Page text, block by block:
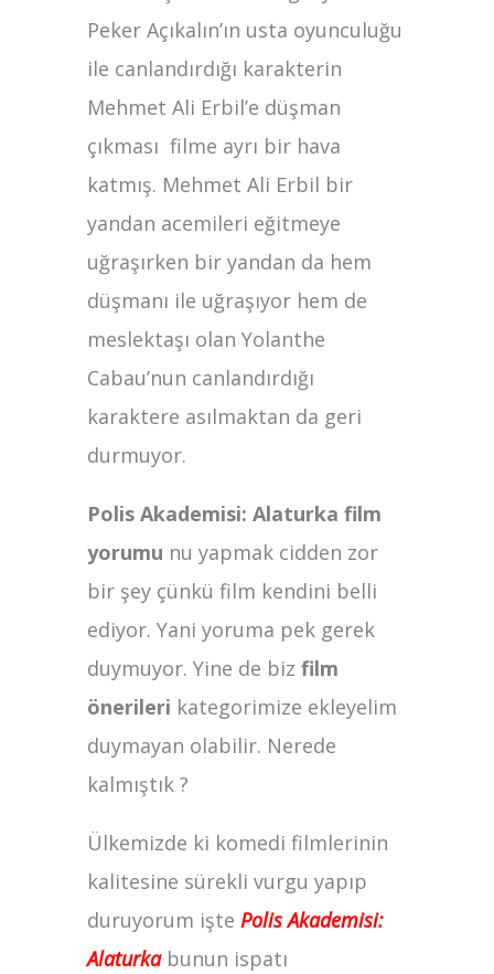
Peker Açıkalın’ın usta oyunculuğu
ile canlandırdığı karakterin
Mehmet Ali Erbil’e düşman
çıkması filme ayrı bir hava
katmış. Mehmet Ali Erbil bir
yandan acemileri eğitmeye
uğraşırken bir yandan da hem
düşmanı ile uğraşıyor hem de
meslektaşı olan Yolanthe
Cabau’nun canlandırdığı
karaktere asılmaktan da geri
durmuyor.
Polis Akademisi: Alaturka film
yorumu nu yapmak cidden zor
bir şey çünkü film kendini belli
ediyor. Yani yoruma pek gerek
duymuyor. Yine de biz film
önerileri kategorimize ekleyelim
duymayan olabilir. Nerede
kalmıştık ?
Ülkemizde ki komedi filmlerinin
kalitesine sürekli vurgu yapıp
duruyorum işte Polis Akademisi:
Alaturka bunun ispatı